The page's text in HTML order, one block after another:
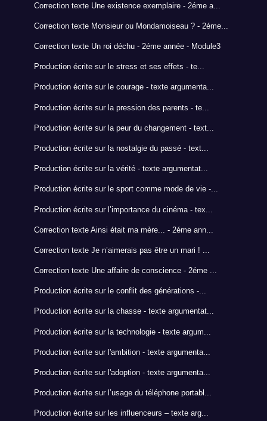
Correction texte Une existence exemplaire - 2éme a...
Correction texte Monsieur ou Mondamoiseau ? - 2éme...
Correction texte Un roi déchu - 2éme année - Module3
Production écrite sur le stress et ses effets - te...
Production écrite sur le courage - texte argumenta...
Production écrite sur la pression des parents - te...
Production écrite sur la peur du changement - text...
Production écrite sur la nostalgie du passé - text...
Production écrite sur la vérité - texte argumentat...
Production écrite sur le sport comme mode de vie -...
Production écrite sur l’importance du cinéma - tex...
Correction texte Ainsi était ma mère... - 2éme ann...
Correction texte Je n’aimerais pas être un mari ! ...
Correction texte Une affaire de conscience - 2éme ...
Production écrite sur le conflit des générations -...
Production écrite sur la chasse - texte argumentat...
Production écrite sur la technologie - texte argum...
Production écrite sur l'ambition - texte argumenta...
Production écrite sur l'adoption - texte argumenta...
Production écrite sur l’usage du téléphone portabl...
Production écrite sur les influenceurs – texte arg...